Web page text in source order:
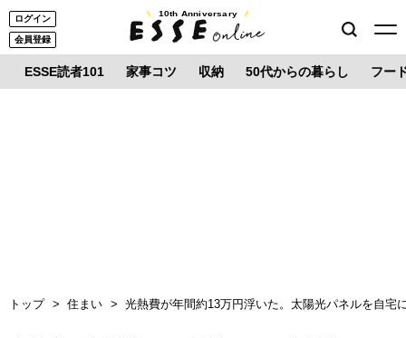
ログイン
会員登録
10th Anniversary
ESSE読者101 家事コツ 収納 50代からの暮らし フー
トップ 住まい 光熱費が年間約13万円浮いた。太陽光パネルを自宅